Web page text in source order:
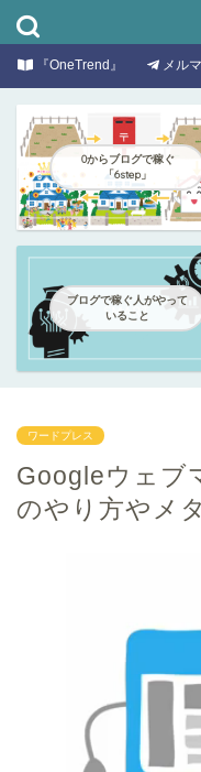
『OneTrend』 メル
0からブログで稼ぐ
「6step」
ブログで稼ぐ人がやって
いること
ワードプレス
Googleウェブ
のやり方やメ